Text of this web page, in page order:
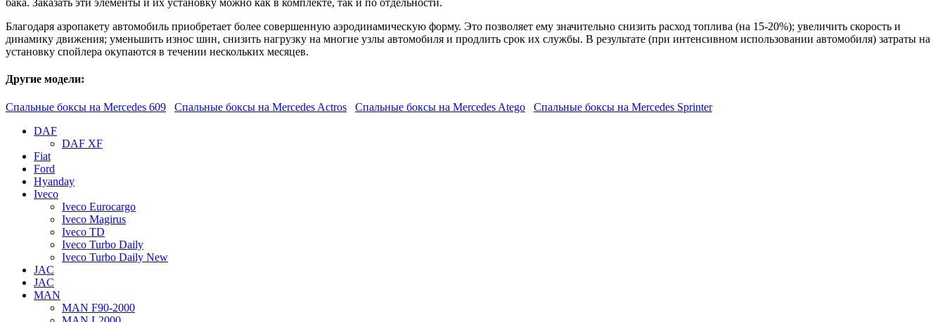
бака. Заказать эти элементы и их установку можно как в комплекте, так и по отдельности.
Благодаря азропакету автомобиль приобретает более совершенную аэродинамическую форму. Это позволяет ему значительно снизить расход топлива (на 15-20%); увеличить скорость и
динамику движения; уменьшить износ шин, снизить нагрузку на многие узлы автомобиля и продлить срок их службы. В результате (при интенсивном использовании автомобиля) затраты на
установку спойлера окупаются в течении нескольких месяцев.
Другие модели:
Спальные боксы на Mercedes 609 Спальные боксы на Mercedes Actros Спальные боксы на Mercedes Atego
Спальные боксы на Mercedes Sprinter
DAF
DAF XF
Fiat
Ford
Hyanday
Iveco
Iveco Eurocargo
Iveco Magirus
Iveco TD
Iveco Turbo Daily
Iveco Turbo Daily New
JAC
JAC
MAN
MAN F90-2000